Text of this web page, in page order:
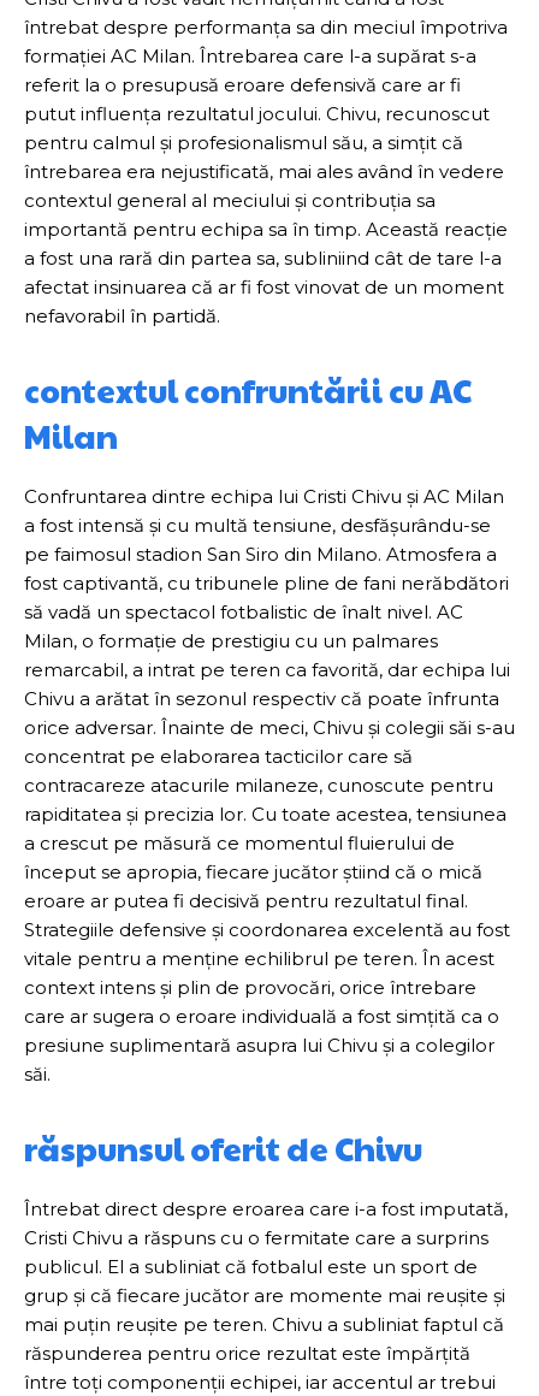
întrebat despre performanța sa din meciul împotriva
formației AC Milan. Întrebarea care l-a supărat s-a
referit la o presupusă eroare defensivă care ar fi
putut influența rezultatul jocului. Chivu, recunoscut
pentru calmul și profesionalismul său, a simțit că
întrebarea era nejustificată, mai ales având în vedere
contextul general al meciului și contribuția sa
importantă pentru echipa sa în timp. Această reacție
a fost una rară din partea sa, subliniind cât de tare l-a
afectat insinuarea că ar fi fost vinovat de un moment
nefavorabil în partidă.
contextul confruntării cu AC
Milan
Confruntarea dintre echipa lui Cristi Chivu și AC Milan
a fost intensă și cu multă tensiune, desfășurându-se
pe faimosul stadion San Siro din Milano. Atmosfera a
fost captivantă, cu tribunele pline de fani nerăbdători
să vadă un spectacol fotbalistic de înalt nivel. AC
Milan, o formație de prestigiu cu un palmares
remarcabil, a intrat pe teren ca favorită, dar echipa lui
Chivu a arătat în sezonul respectiv că poate înfrunta
orice adversar. Înainte de meci, Chivu și colegii săi s-au
concentrat pe elaborarea tacticilor care să
contracareze atacurile milaneze, cunoscute pentru
rapiditatea și precizia lor. Cu toate acestea, tensiunea
a crescut pe măsură ce momentul fluierului de
început se apropia, fiecare jucător știind că o mică
eroare ar putea fi decisivă pentru rezultatul final.
Strategiile defensive și coordonarea excelentă au fost
vitale pentru a menține echilibrul pe teren. În acest
context intens și plin de provocări, orice întrebare
care ar sugera o eroare individuală a fost simțită ca o
presiune suplimentară asupra lui Chivu și a colegilor
săi.
răspunsul oferit de Chivu
Întrebat direct despre eroarea care i-a fost imputată,
Cristi Chivu a răspuns cu o fermitate care a surprins
publicul. El a subliniat că fotbalul este un sport de
grup și că fiecare jucător are momente mai reușite și
mai puțin reușite pe teren. Chivu a subliniat faptul că
răspunderea pentru orice rezultat este împărțită
între toți componenții echipei, iar accentul ar trebui